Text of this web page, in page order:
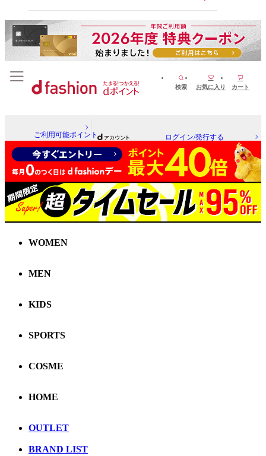
検索 お気に入り カート
ご利用可能ポイント ログイン/発行する
WOMEN
MEN
KIDS
SPORTS
COSME
HOME
OUTLET
BRAND LIST